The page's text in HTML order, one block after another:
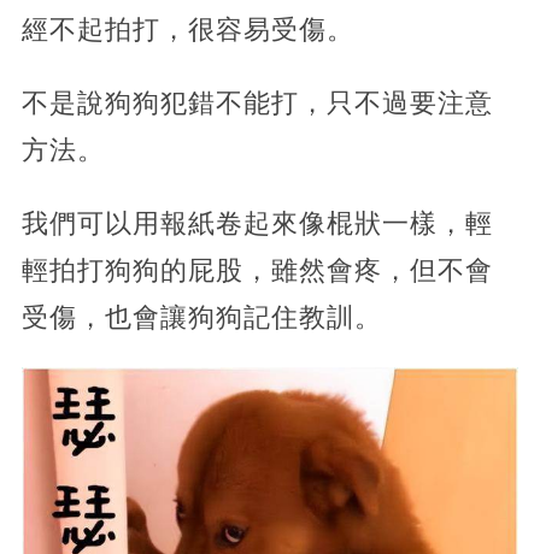
經不起拍打，很容易受傷。
不是說狗狗犯錯不能打，只不過要注意
方法。
我們可以用報紙卷起來像棍狀一樣，輕
輕拍打狗狗的屁股，雖然會疼，但不會
受傷，也會讓狗狗記住教訓。